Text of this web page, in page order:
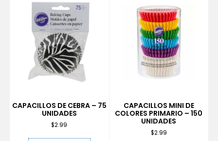
CAPACILLOS DE CEBRA – 75
UNIDADES
$2.99
CAPACILLOS MINI DE
COLORES PRIMARIO – 150
UNIDADES
$2.99